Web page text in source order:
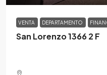
VENTA DEPARTAMENTO
San Lorenzo 1366 2 F